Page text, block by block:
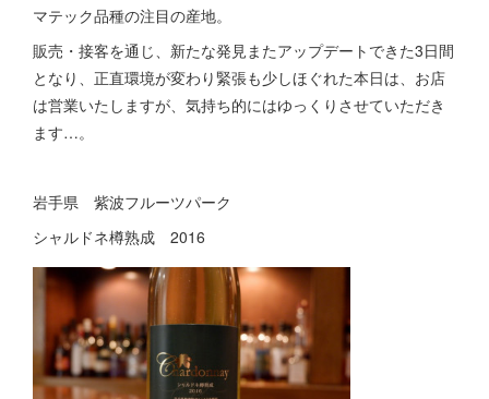
マテック品種の注目の産地。
販売・接客を通じ、新たな発見またアップデートできた3日間
となり、正直環境が変わり緊張も少しほぐれた本日は、お店
は営業いたしますが、気持ち的にはゆっくりさせていただき
ます…。
岩手県 紫波フルーツパーク
シャルドネ樽熟成 2016